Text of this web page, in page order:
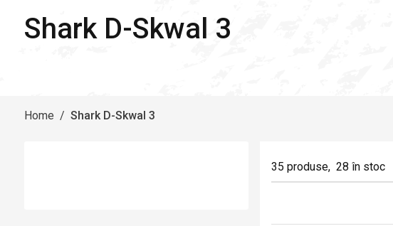
Shark D-Skwal 3
Home / Shark D-Skwal 3
35 produse, 28 în stoc